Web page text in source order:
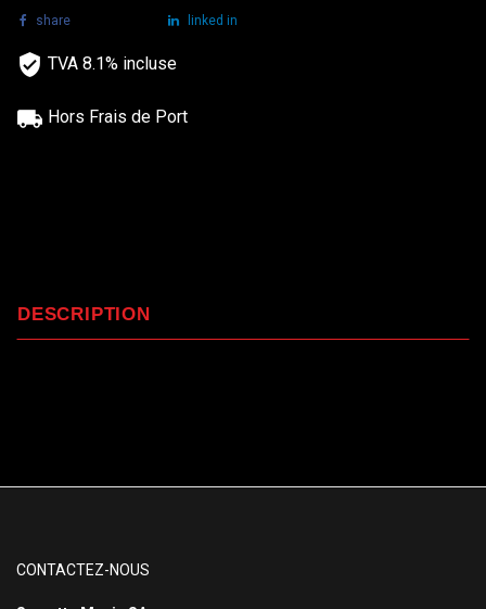
share linked in
TVA 8.1% incluse
Hors Frais de Port
DESCRIPTION
CONTACTEZ-NOUS